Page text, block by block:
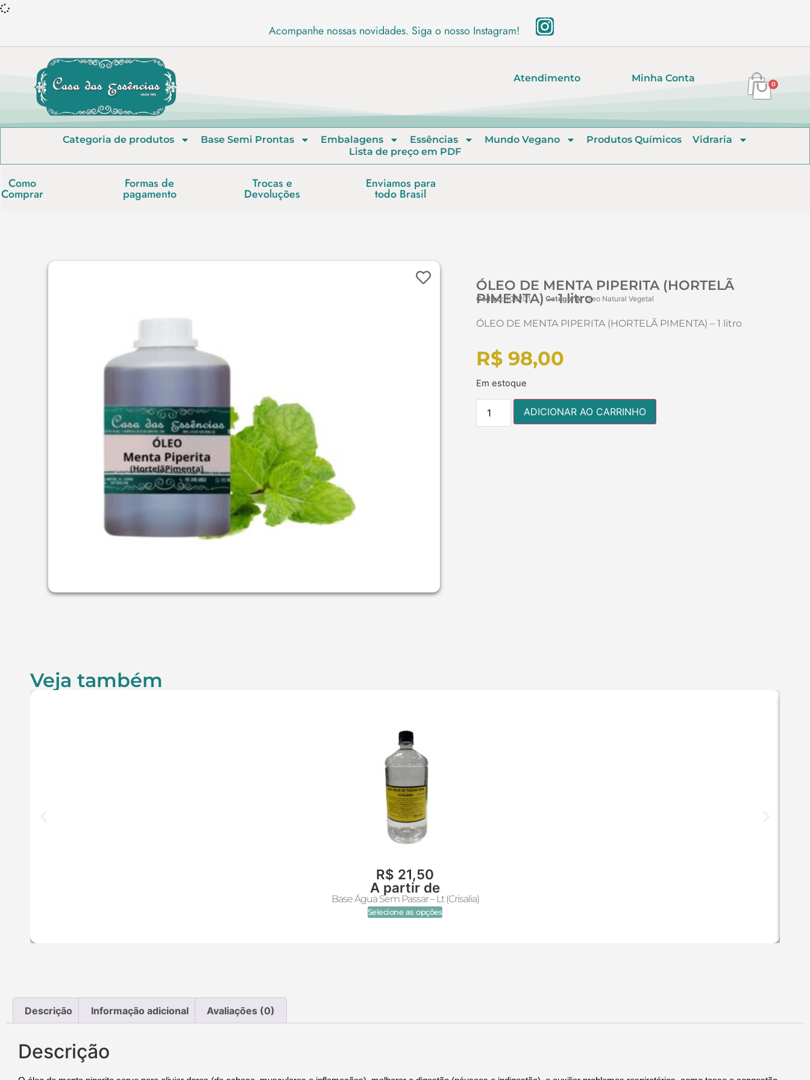
Acompanhe nossas novidades. Siga o nosso Instagram!
Atendimento Minha Conta
0
Categoria de produtos Base Semi Prontas Embalagens Essências Mundo Vegano Produtos Químicos
Vidraria
Lista de preço em PDF
Como
Comprar
Formas de
pagamento
Trocas e
Devoluções
Enviamos para
todo Brasil
ÓLEO DE MENTA PIPERITA (HORTELÃ
PIMENTA) – 1 litro
Código: 106201 Categoria: Oleo Natural Vegetal
ÓLEO DE MENTA PIPERITA (HORTELÃ PIMENTA) – 1 litro
R$ 98,00
Em estoque
ADICIONAR AO CARRINHO
Veja também
A partir de
R$ 21,50
Base Água Sem Passar – Lt (Crisalia)
Selecione as opções
Descrição Informação adicional Avaliações (0)
Descrição